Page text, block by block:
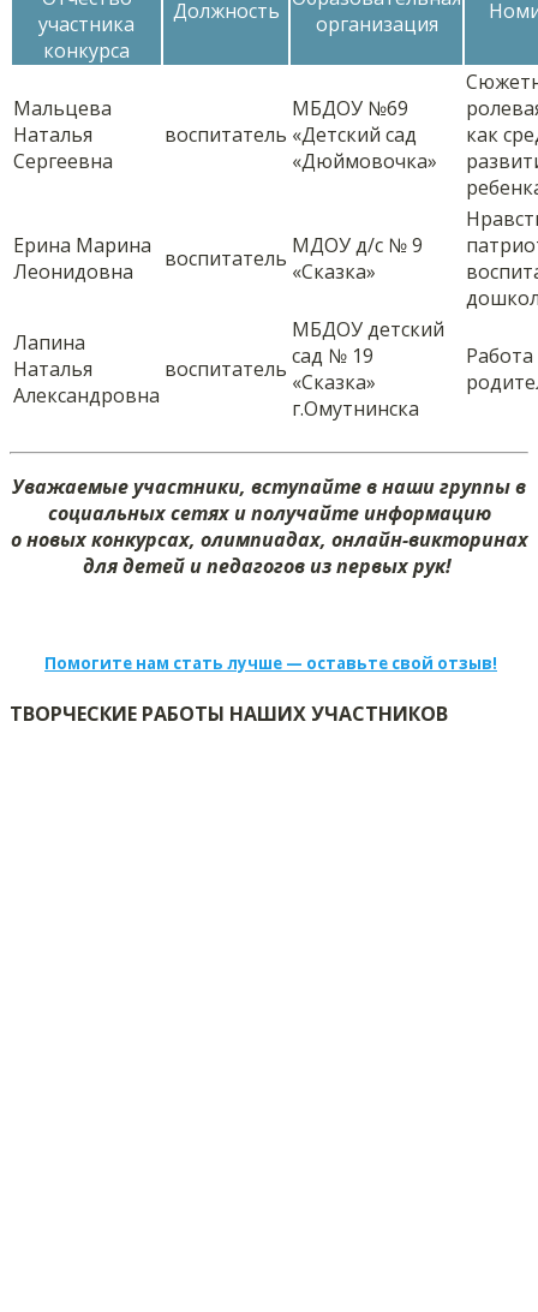
участника
конкурса
Должность
организация
Мальцева
Наталья
Сергеевна
воспитатель
МБДОУ №69
«Детский сад
«Дюймовочка»
как
Ерина Марина
Леонидовна
воспитатель МДОУ д/с № 9
«Сказка»
Лапина
Наталья
Александровна
воспитатель
МБДОУ детский
сад № 19
«Сказка»
г.Омутнинска
Работа
Уважаемые участники, вступайте в наши группы в
социальных сетях и получайте информацию
о новых конкурсах, олимпиадах, онлайн-викторинах
для детей и педагогов из первых рук!
Помогите нам стать лучше — оставьте свой отзыв!
ТВОРЧЕСКИЕ РАБОТЫ НАШИХ УЧАСТНИКОВ